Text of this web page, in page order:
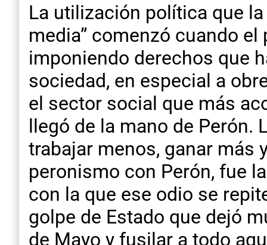
La utilización política que
media” comenzó cuando
imponiendo derechos que
sociedad, en especial a
el sector social que más
llegó de la mano de Perón.
trabajar menos, ganar más
peronismo con Perón, fue
con la que ese odio se
golpe de Estado que dejó
de Mayo y fusilar a todo